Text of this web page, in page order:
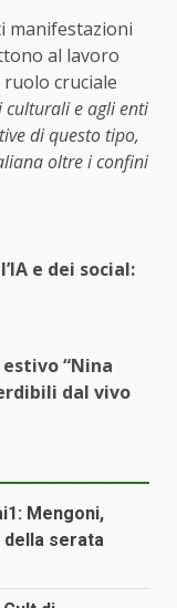
manifestazioni
al lavoro
cruciale
culturali e agli enti
di questo tipo,
oltre i confini
e dei social:
“Nina
dal vivo
Mengoni,
della serata